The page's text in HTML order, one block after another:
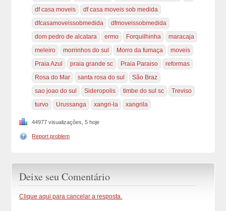
df casa moveis
df casa moveis sob medida
dfcasamoveissobmedida
dfmoveissobmedida
dom pedro de alcatara
ermo Forquilhinha
maracaja
meleiro
morrinhos do sul Morro da fumaça
moveis
Praia Azul
praia grande sc Praia Paraiso
reformas
Rosa do Mar
santa rosa do sul
São Braz
sao joao do sul
Sideropolis timbe do sul sc
Treviso
turvo
Urussanga xangri-la xangrila
44977 visualizações, 5 hoje
Report problem
Deixe seu Comentário
Clique aqui para cancelar a resposta.